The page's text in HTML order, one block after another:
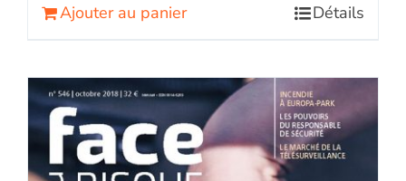
Ajouter au panier Détails